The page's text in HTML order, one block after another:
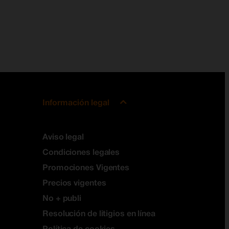
Información legal
Aviso legal
Condiciones legales
Promociones Vigentes
Precios vigentes
No + publi
Resolución de litigios en línea